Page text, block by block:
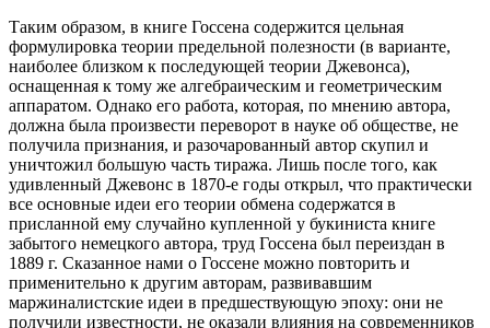
Таким образом, в книге Госсена содержится цельная
формулировка теории предельной полезности (в варианте,
наиболее близком к последующей теории Джевонса),
оснащенная к тому же алгебраическим и геометрическим
аппаратом. Однако его работа, которая, по мнению автора,
должна была произвести переворот в науке об обществе, не
получила признания, и разочарованный автор скупил и
уничтожил большую часть тиража. Лишь после того, как
удивленный Джевонс в 1870-е годы открыл, что практически
все основные идеи его теории обмена содержатся в
присланной ему случайно купленной у букиниста книге
забытого немецкого автора, труд Госсена был переиздан в
1889 г. Сказанное нами о Госсене можно повторить и
применительно к другим авторам, развивавшим
маржиналистские идеи в предшествующую эпоху: они не
получили известности, не оказали влияния на современников